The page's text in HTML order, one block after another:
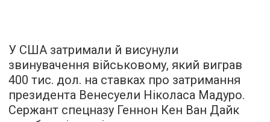
У США затримали й висунули
звинувачення військовому, який виграв
400 тис. дол. на ставках про затримання
президента Венесуели Ніколаса Мадуро.
Сержант спецназу Геннон Кен Ван Дайк